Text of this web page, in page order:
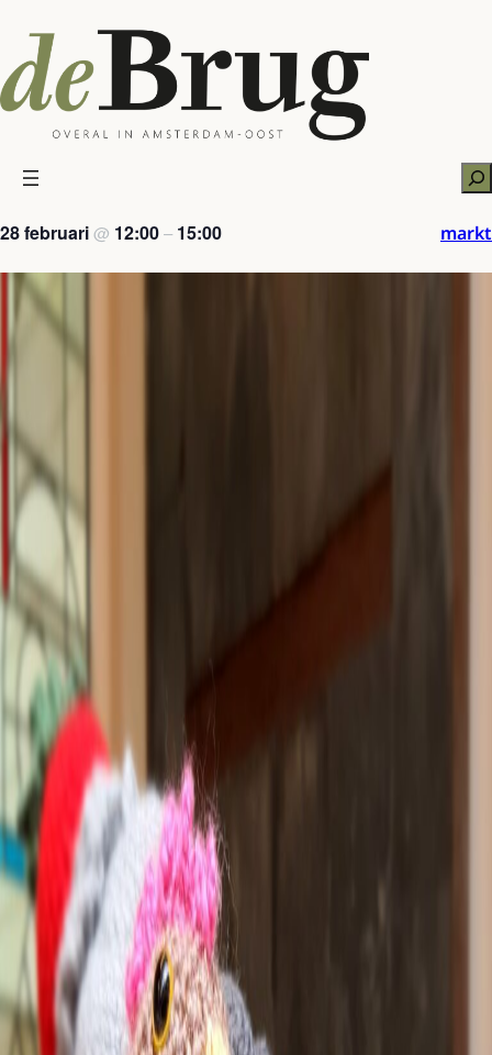
naar
de
inhoud
28 februari@ 12:00– 15:00 markt